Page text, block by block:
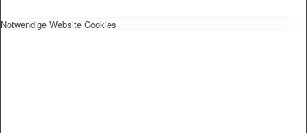
Notwendige Website Cookies